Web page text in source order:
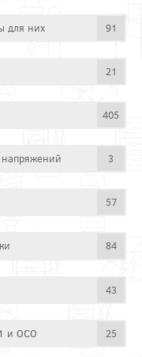
для них 91
21
405
3
57
84
43
и ОСО 25